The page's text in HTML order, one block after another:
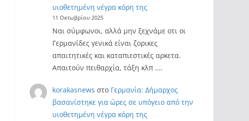
υιοθετημένη νέγρα κόρη της
11 Οκτωβρίου 2025
Ναι σύμφωνοι, αλλά μην ξεχνάμε οτι οι
Γερμανίδες γενικά είναι ζορικες
απαιτητικές και καταπιεστικές αρκετα.
Απαιτούν πειθαρχία, τάξη κλπ .…
korakasnews στο Γερμανία: Δήμαρχος
βασανίστηκε για ώρες σε υπόγειο από την
υιοθετημένη νέγρα κόρη της